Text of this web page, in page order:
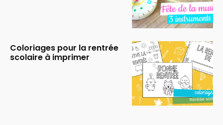
Coloriages pour la rentrée
scolaire à imprimer